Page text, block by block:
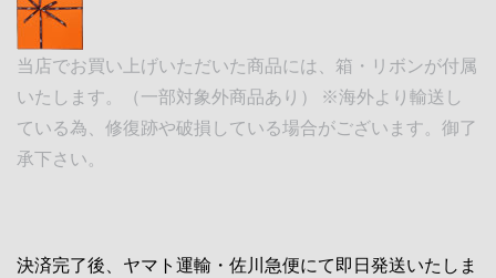
当店でお買い上げいただいた商品には、箱・リボンが付属
いたします。（一部対象外商品あり） ※海外より輸送し
ている為、修復跡や破損している場合がございます。御了
承下さい。
決済完了後、ヤマト運輸・佐川急便にて即日発送いたしま